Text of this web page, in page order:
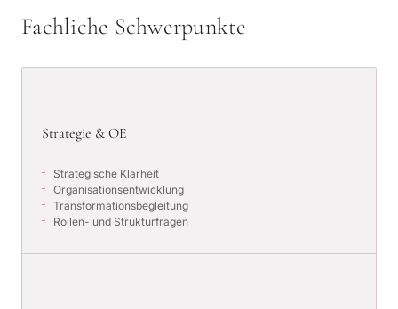
Fachliche Schwerpunkte
Strategie & OE
Strategische Klarheit
Organisationsentwicklung
Transformationsbegleitung
Rollen- und Strukturfragen